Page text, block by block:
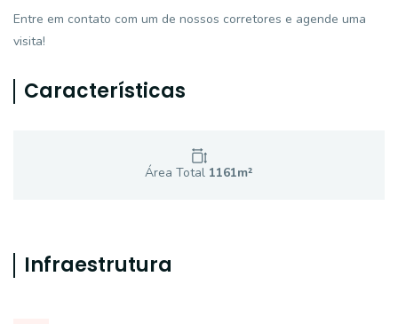
Entre em contato com um de nossos corretores e agende uma
visita!
Características
Área Total 1161m²
Infraestrutura